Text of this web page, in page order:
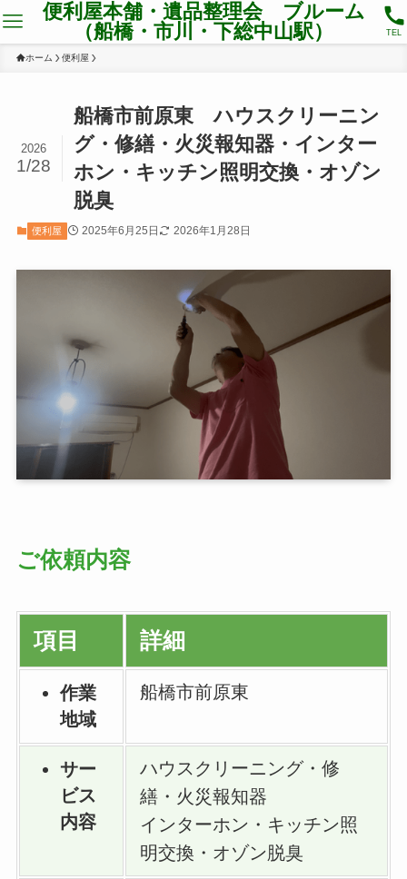
便利屋本舗・遺品整理会 ブルーム
（船橋・市川・下総中山駅）
TEL
ホーム 便利屋
船橋市前原東 ハウスクリーニン
グ・修繕・火災報知器・インター
ホン・キッチン照明交換・オゾン
脱臭
2026
1/28
便利屋 2025年6月25日 2026年1月28日
ご依頼内容
項目 詳細
作業
地域
船橋市前原東
サー
ビス
内容
ハウスクリーニング・修
繕・火災報知器
インターホン・キッチン照
明交換・オゾン脱臭